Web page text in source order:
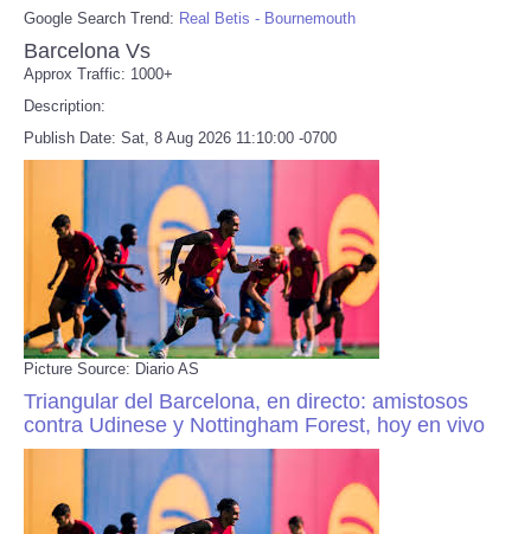
Google Search Trend: Real Betis - Bournemouth
Barcelona Vs
Approx Traffic: 1000+
Description:
Publish Date: Sat, 8 Aug 2026 11:10:00 -0700
Picture Source: Diario AS
Triangular del Barcelona, en directo: amistosos
contra Udinese y Nottingham Forest, hoy en vivo